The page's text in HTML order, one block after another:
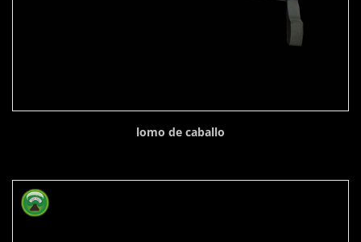
lomo de caballo